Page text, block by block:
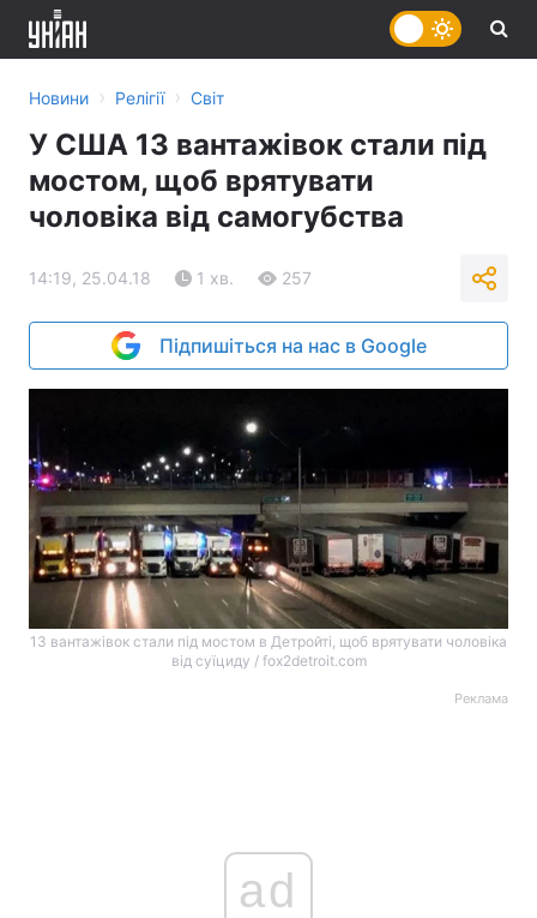
Новини › Релігії › Світ
У США 13 вантажівок стали під
мостом, щоб врятувати
чоловіка від самогубства
14:19, 25.04.18 1 хв. 257
Підпишіться на нас в Google
13 вантажівок стали під мостом в Детройті, щоб врятувати чоловіка
від суїциду / fox2detroit.com
Реклама
ad